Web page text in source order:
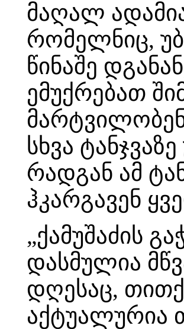
მაღალ
რომელნიც,
წინაშე
ემუქრებათ
სხვა
რადგან ამ
ჰკარგავენ
„ქამუშაძის
დასმულია
დღესაც,
აქტუალურია